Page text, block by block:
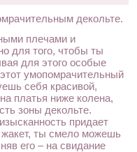
декольте.
плечами и
для того, чтобы ты
для этого особые
умопомрачительный
себя красивой,
платья ниже колена,
зоны декольте.
придает
жакет, ты смело можешь
его – на свидание